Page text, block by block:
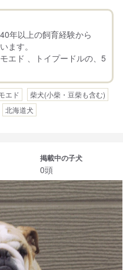
年以上の飼育経験から
ます。
エド 、トイプードルの、5
エド
柴犬(小柴・豆柴も含む)
北海道犬
掲載中の子犬
0頭